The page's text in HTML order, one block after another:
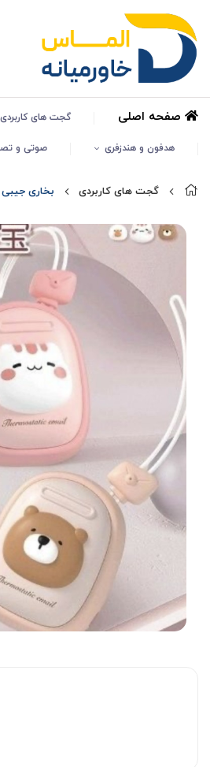
صفحه اصلی گجت های کاربردی
هدفون و هندزفری صوتی و
گجت های کاربردی بخاری جیبی